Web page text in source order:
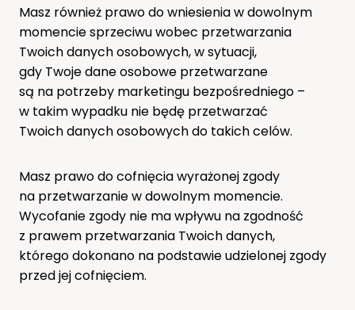
Masz również prawo do wniesienia w dowolnym
momencie sprzeciwu wobec przetwarzania
Twoich danych osobowych, w sytuacji,
gdy Twoje dane osobowe przetwarzane
są na potrzeby marketingu bezpośredniego –
w takim wypadku nie będę przetwarzać
Twoich danych osobowych do takich celów.
Masz prawo do cofnięcia wyrażonej zgody
na przetwarzanie w dowolnym momencie.
Wycofanie zgody nie ma wpływu na zgodność
z prawem przetwarzania Twoich danych,
którego dokonano na podstawie udzielonej zgody
przed jej cofnięciem.